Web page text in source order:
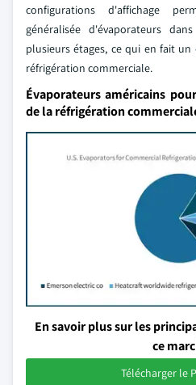
configurations d'affichage
généralisée d'évaporateurs
plusieurs étages, ce qui en fait
réfrigération commerciale.
Évaporateurs américains
de la réfrigération
En savoir plus sur les
ce
Télécharger le